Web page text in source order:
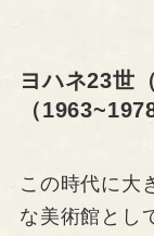
ヨハネ23世
（
この時代に大
な美術館とし